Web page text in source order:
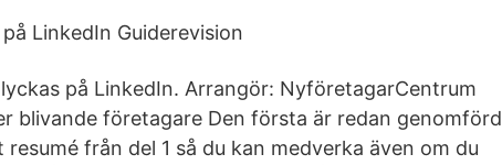
LinkedIn Guiderevision
på LinkedIn. Arrangör: NyföretagarCentrum
blivande företagare Den första är redan genomförd
från del 1 så du kan medverka även om du